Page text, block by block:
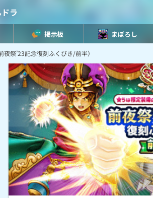
ラ
掲示板 まぼろし
祭’23記念復刻ふくびき/前半）